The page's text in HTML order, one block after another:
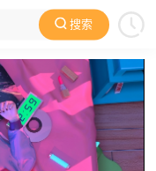
搜索
欧美动漫 动漫电影